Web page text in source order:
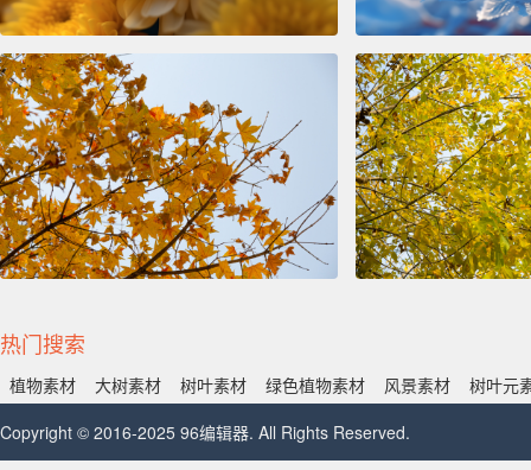
热门搜索
植物素材 大树素材 树叶素材 绿色植物素材 风景素材
树叶元
Copyright © 2016-2025 96编辑器. All Rights Reserved.